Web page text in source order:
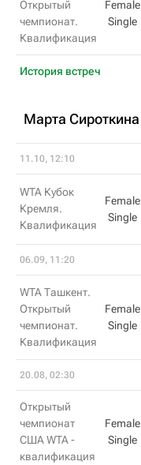
Открытый
чемпионат.
Квалификация
Female
Single
История встреч
Марта Сироткина
11.10, 12:10
WTA Кубок
Кремля.
Квалификация
Female
Single
06.09, 11:20
WTA Ташкент.
Открытый
чемпионат.
Квалификация
Female
Single
20.08, 02:30
Открытый
чемпионат
США WTA -
квалификация
Female
Single